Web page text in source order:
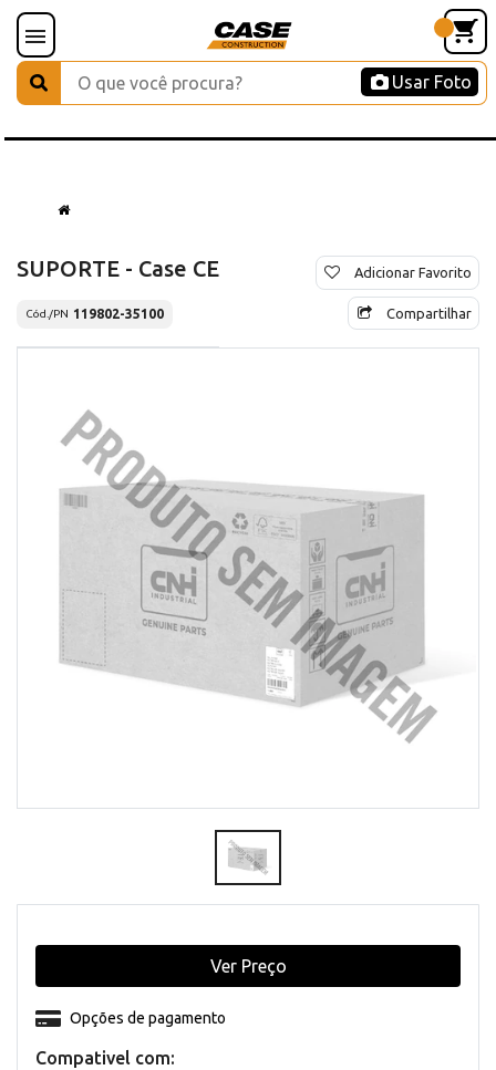
Usar Foto
SUPORTE - Case CE
Cód./PN 119802-35100
Adicionar Favorito
Compartilhar
Compativel com:
Opções de pagamento
Ver Preço